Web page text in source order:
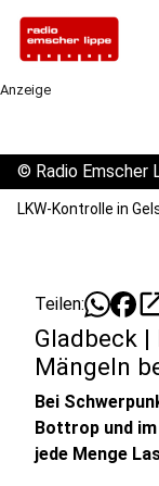
Anzeige
© Radio Emscher
LKW-Kontrolle in
Teilen:
Gladbeck
Mängeln
Bei
Bottrop und
jede Menge